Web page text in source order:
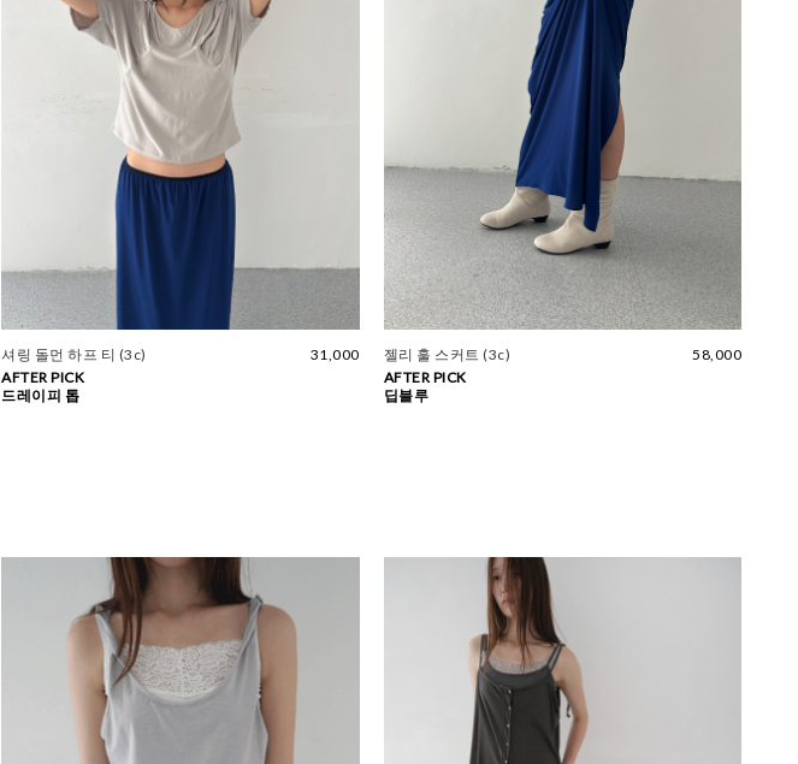
셔링 돌먼 하프 티 (3c)
31,000
AFTER PICK
드레이피 톱
젤리 훌 스커트 (3c)
58,000
AFTER PICK
딥블루